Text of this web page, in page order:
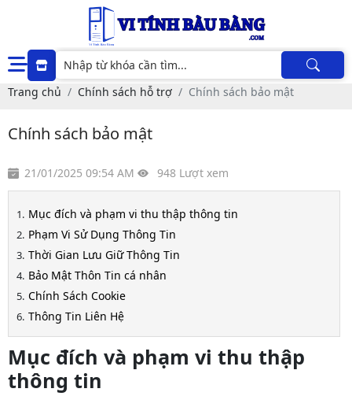
Trang chủ Chính sách hỗ trợ Chính sách bảo mật
Chính sách bảo mật
21/01/2025 09:54 AM 948 Lượt xem
Mục đích và phạm vi thu thập thông tin
Phạm Vi Sử Dụng Thông Tin
Thời Gian Lưu Giữ Thông Tin
Bảo Mật Thôn Tin cá nhân
Chính Sách Cookie
Thông Tin Liên Hệ
Mục đích và phạm vi thu thập
thông tin